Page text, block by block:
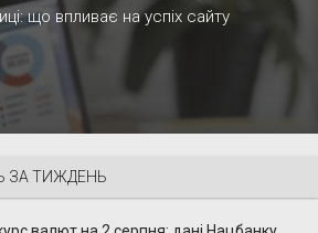
що впливає на успіх сайту
ЗА ТИЖДЕНЬ